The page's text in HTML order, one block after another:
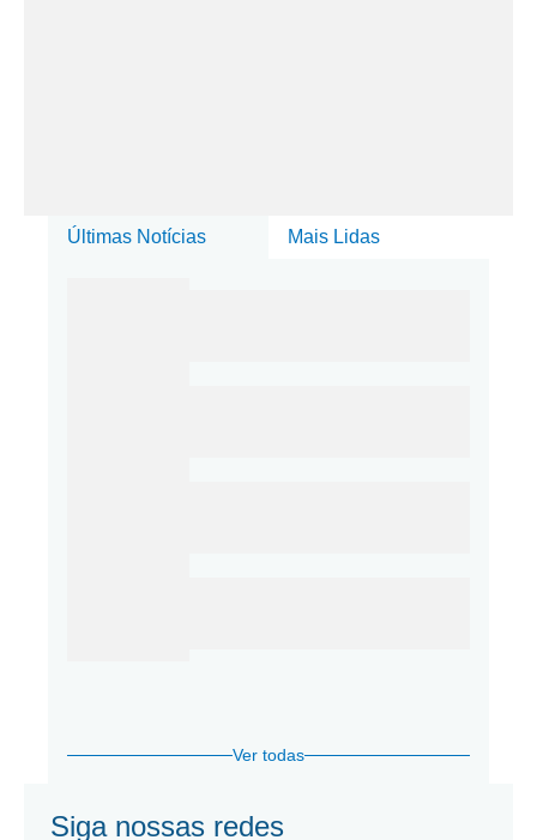
Últimas Notícias Mais Lidas
Ver todas
Siga nossas redes